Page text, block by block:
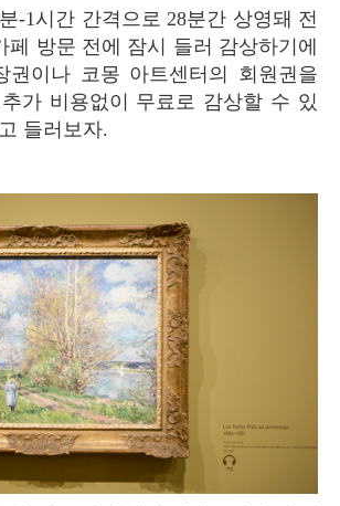
페 방문 전에 잠시 들러 감상하기에
권이나 코몽 아트센터의 회원권을
가 비용없이 무료로 감상할 수 있
들러보자.